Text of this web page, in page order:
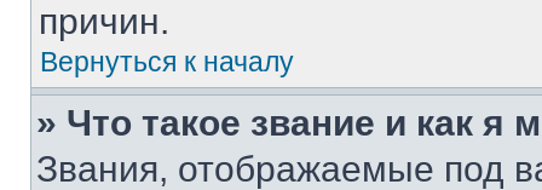
причин.
Вернуться к началу
» Что такое звание и как я
Звания, отображаемые под